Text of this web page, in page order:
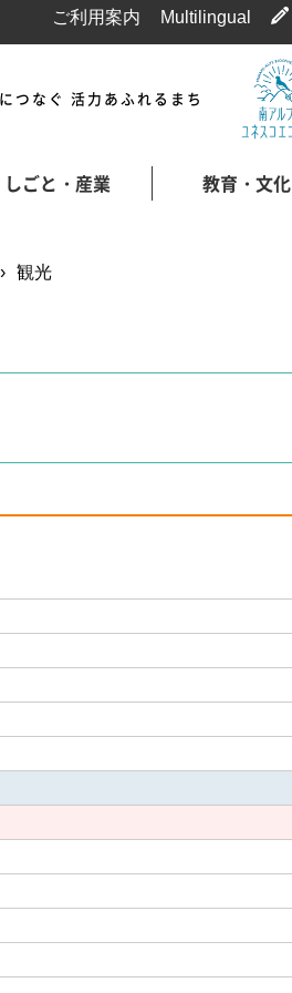
ご利用案内 Multilingual
つなぐ 活力あふれるまち
しごと・産業 教育・文化
› 観光